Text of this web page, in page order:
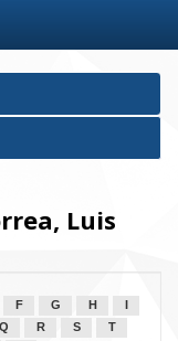
Luis
F G H
Q R S
T